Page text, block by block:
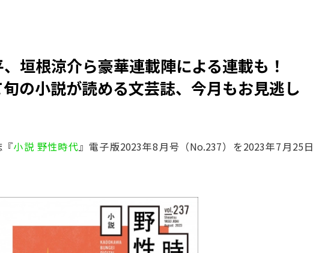
垣根涼介ら豪華連載陣による連載も！
の小説が読める文芸誌、今月もお見逃し
『小説 野性時代』電子版2023年8月号（No.237）を2023年7月25日